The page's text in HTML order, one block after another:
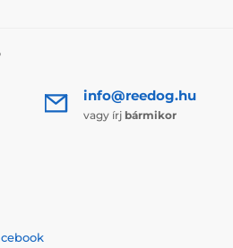
info@reedog.hu
vagy írj bármikor